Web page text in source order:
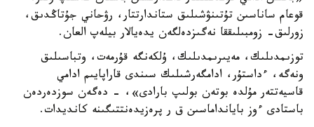
قوعام ساناسىن تۇتىنۋشىلىق ستاندارتتار، رۋحاني جۇتاڭدىق،
زورلىق- زومبىلىققا نەگىزدەلگەن يدەيالار بيلەپ العان.
توزىمدىلىك، مەيىرىمدىلىك، ۇلكەنگە قۇرمەت، وتباسىلىق
ونەگە، ءداستۇر، ادامگەرشىلىك سىندى قاراپايىم ادامي
قاسيەتتەر مۇلدە بوتەن بولىپ بارادى»، - دەگەن سوزدەردەن
باستادى ءوز بايانداماسىن ق ر پرەزيدەنتتىگىنە كانديدات.